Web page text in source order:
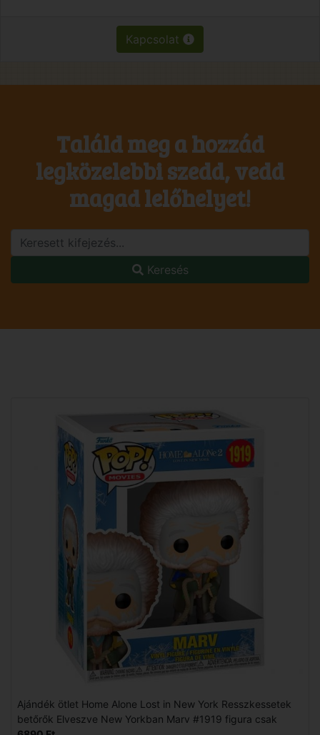
Kapcsolat
Találd meg a hozzád
legközelebbi szedd, vedd
magad lelőhelyet!
Keresés
Ajándék ötlet Home Alone Lost in New York Resszkessetek
betőrők Elveszve New Yorkban Marv #1919 figura csak